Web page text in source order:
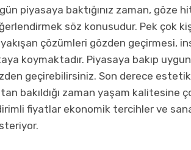
piyasaya baktığınız zaman, göze
söz konusudur. Pek çok
çözümleri gözden geçirmesi,
koymaktadır. Piyasaya bakıp
geçirebilirsiniz. Son derece
bakıldığı zaman yaşam kalitesine
fiyatlar ekonomik tercihler ve